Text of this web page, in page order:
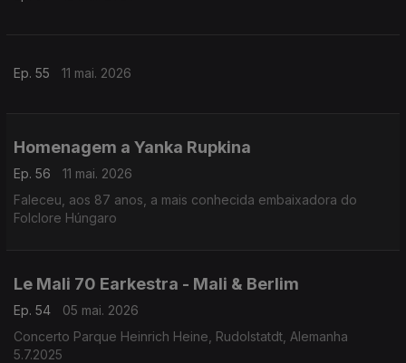
Ep. 55 11 mai. 2026
Homenagem a Yanka Rupkina
Ep. 56
11 mai. 2026
Faleceu, aos 87 anos, a mais conhecida embaixadora do
Folclore Húngaro
Le Mali 70 Earkestra - Mali & Berlim
Ep. 54
05 mai. 2026
Concerto Parque Heinrich Heine, Rudolstatdt, Alemanha
5.7.2025